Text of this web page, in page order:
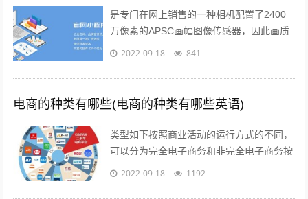
是专门在网上销售的一种相机配置了2400
万像素的APSC画幅图像传感器，因此画质
上的表现是令人信服的相位检测和对比度检
2022-09-18 841
电商的种类有哪些(电商的种类有哪些英语)
类型如下按照商业活动的运行方式的不同，
可以分为完全电子商务和非完全电子商务按
照商务活动的内容的不同，可以分为间接电
2022-09-18 1192